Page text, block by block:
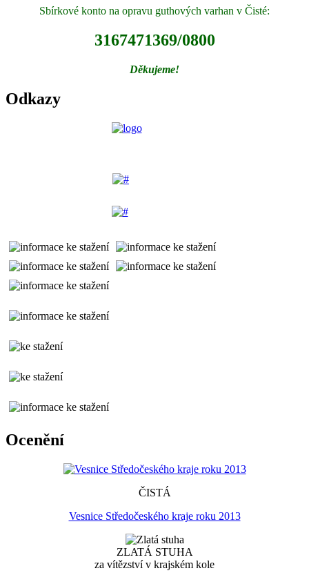
Sbírkové konto na opravu guthových varhan v Čisté:
3167471369/0800
Děkujeme!
Odkazy
Ocenění
ČISTÁ
Vesnice Středočeského kraje roku 2013
ZLATÁ STUHA
za vítězství v krajském kole